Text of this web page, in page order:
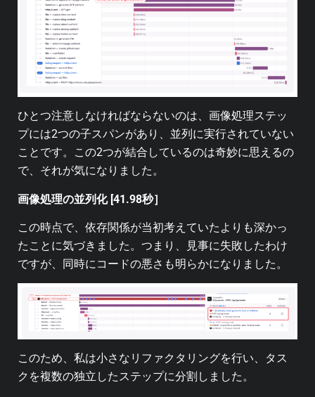
ひとつ注意しなければならないのは、画像処理ステッ
プには2つの子スパンがあり、並列に実行されていない
ことです。この2つが結合しているのは奇妙に思えるの
で、それが気になりました。
画像処理の並列化 [41.98秒］
この時点で、依存関係が当初考えていたよりも深かっ
たことに気づきました。つまり、見事に失敗したわけ
ですが、同時にコードの悪さも明らかになりました。
このため、私は小さなリファクタリングを行い、タス
クを複数の独立したステップに分割しました。